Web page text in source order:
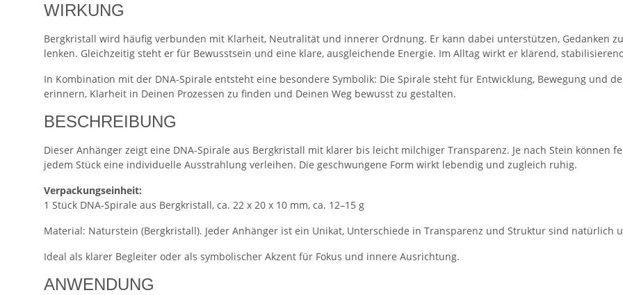
WIRKUNG
Bergkristall wird häufig verbunden mit Klarheit, Neutralität und innerer Ordnung. Er kann dabei unterstützen, Gedanken
lenken. Gleichzeitig steht er für Bewusstsein und eine klare, ausgleichende Energie. Im Alltag wirkt er klärend,
In Kombination mit der DNA-Spirale entsteht eine besondere Symbolik: Die Spirale steht für Entwicklung, Bewegung und
erinnern, Klarheit in Deinen Prozessen zu finden und Deinen Weg bewusst zu gestalten.
BESCHREIBUNG
Dieser Anhänger zeigt eine DNA-Spirale aus Bergkristall mit klarer bis leicht milchiger Transparenz. Je nach Stein können
jedem Stück eine individuelle Ausstrahlung verleihen. Die geschwungene Form wirkt lebendig und zugleich ruhig.
Verpackungseinheit:
1 Stück DNA-Spirale aus Bergkristall, ca. 22 x 20 x 10 mm, ca. 12–15 g
Material: Naturstein (Bergkristall). Jeder Anhänger ist ein Unikat, Unterschiede in Transparenz und Struktur sind natürlich
Ideal als klarer Begleiter oder als symbolischer Akzent für Fokus und innere Ausrichtung.
ANWENDUNG